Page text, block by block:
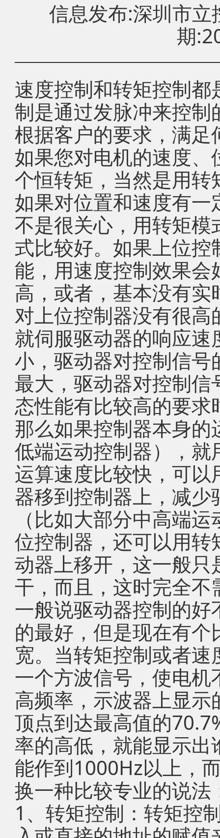
信息发布:深圳市
期
速度控制和转矩控制
制是通过发脉冲来控
根据客户的要求，满
如果您对电机的速度
个恒转矩，当然是用转
如果对位置和速度有
不是很关心，用转矩
式比较好。如果上位
能，用速度控制效果
高，或者，基本没有
对上位控制器没有很高
就伺服驱动器的响应
小，驱动器对控制信
最大，驱动器对控制
态性能有比较高的要
那么如果控制器本身
低端运动控制器），
运算速度比较快，可
器移到控制器上，减
（比如大部分中高端
位控制器，还可以用
动器上移开，这一般
干，而且，这时完全
一般说驱动器控制的
的最好，但是现在有
宽。当转矩控制或者
一个方波信号，使电
高频率，示波器上显
顶点到达最高值的
率的高低，就能显示
能作到1000Hz以上，
换一种比较专业的说法
1、转矩控制：转矩控